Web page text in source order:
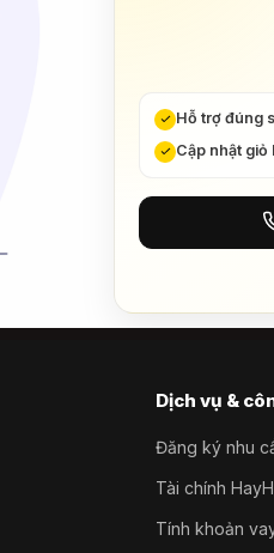
Hỗ trợ đúng
Cập nhật
Dịch vụ &
Đăng ký nhu
Tài chính
Tính khoản